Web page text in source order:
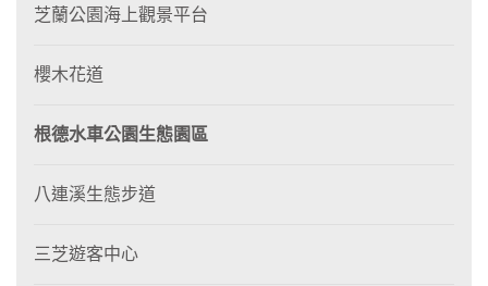
芝蘭公園海上觀景平台
櫻木花道
根德水車公園生態園區
八連溪生態步道
三芝遊客中心